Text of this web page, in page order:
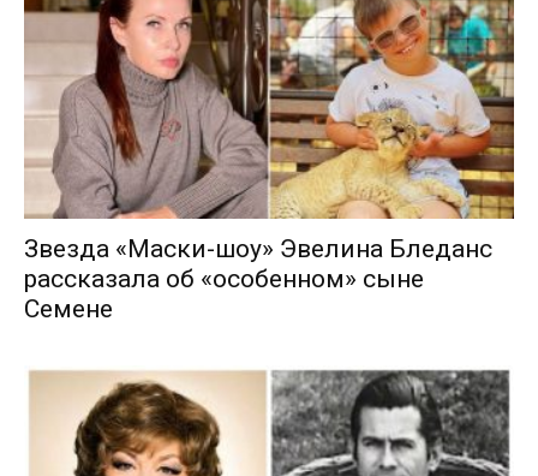
Звезда «Маски-шоу» Эвелина Бледанс
рассказала об «особенном» сыне
Семене